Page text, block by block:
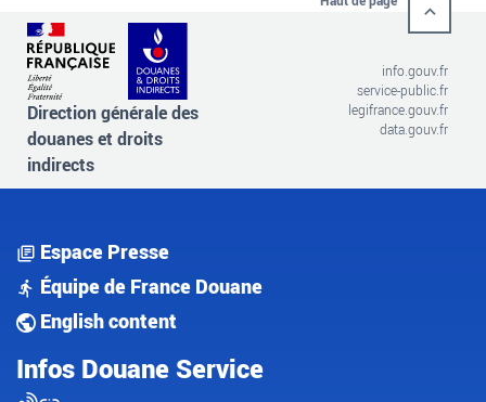
Direction générale des
douanes et droits
indirects
info.gouv.fr
service-public.fr
legifrance.gouv.fr
data.gouv.fr
Espace Presse
Équipe de France Douane
English content
Infos Douane Service